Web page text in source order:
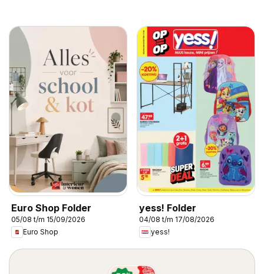
Euro Shop Folder
05/08 t/m 15/09/2026
Euro Shop
yess! Folder
04/08 t/m 17/08/2026
yess!